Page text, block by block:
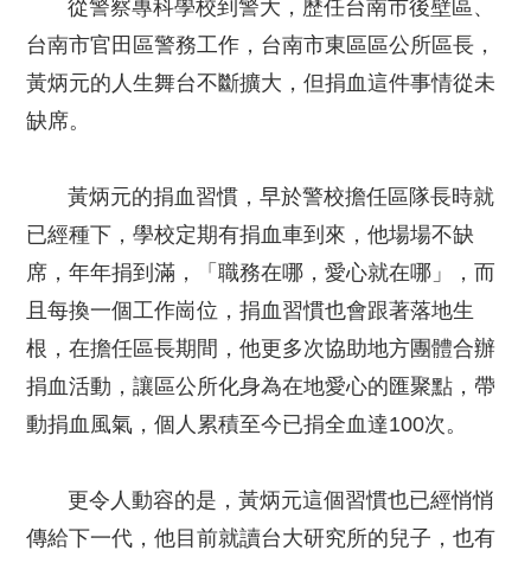
從警察專科學校到警大，歷任台南市後壁區、
台南市官田區警務工作，台南市東區區公所區長，
黃炳元的人生舞台不斷擴大，但捐血這件事情從未
缺席。
黃炳元的捐血習慣，早於警校擔任區隊長時就
已經種下，學校定期有捐血車到來，他場場不缺
席，年年捐到滿，「職務在哪，愛心就在哪」，而
且每換一個工作崗位，捐血習慣也會跟著落地生
根，在擔任區長期間，他更多次協助地方團體合辦
捐血活動，讓區公所化身為在地愛心的匯聚點，帶
動捐血風氣，個人累積至今已捐全血達100次。
更令人動容的是，黃炳元這個習慣也已經悄悄
傳給下一代，他目前就讀台大研究所的兒子，也有